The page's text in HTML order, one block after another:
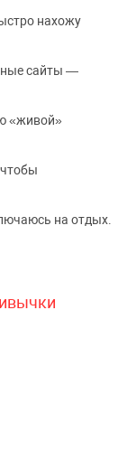
нахожу
сайты —
«живой»
на отдых.